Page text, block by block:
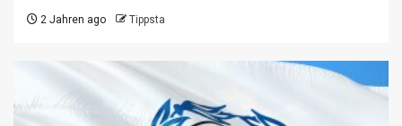
2 Jahren ago Tippsta